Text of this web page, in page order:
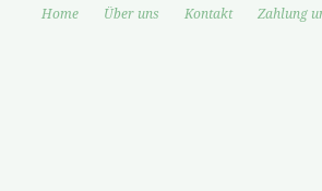
Home Über uns Kontakt Zahlung